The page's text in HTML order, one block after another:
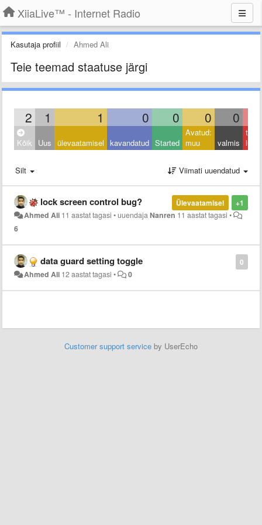
XiiaLive™ - Internet Radio
Kasutaja profiil Ahmed Ali
Teie teemad staatuse järgi
2 1 1 0 0 0 0
Kõik Uus ülevaatamisel kavandatud Started
Avatud:
muu
valmis
Silt Viimati uuendatud
+1
Ülevaatamisel
lock screen control bug?
Ahmed Ali 11 aastat tagasi •uuendaja Nanren 11 aastat tagasi •
6
0
data guard setting toggle
Ahmed Ali 12 aastat tagasi • 0
Customer support service by UserEcho